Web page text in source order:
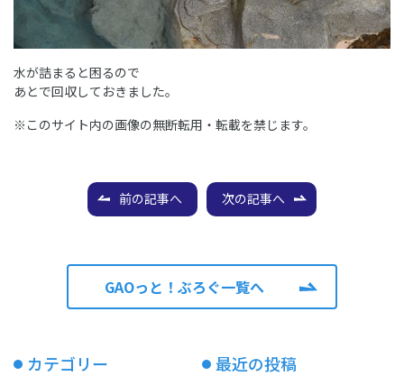
水が詰まると困るので
あとで回収しておきました。
※このサイト内の画像の無断転用・転載を禁じます。
前の記事へ 次の記事へ
GAOっと！ぶろぐ一覧へ
カテゴリー 最近の投稿